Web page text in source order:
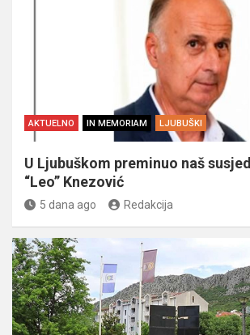
AKTUELNO IN MEMORIAM LJUBUŠKI
U Ljubuškom preminuo naš
“Leo” Knezović
5 dana ago Redakcija